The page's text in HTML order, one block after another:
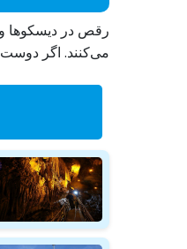
رقص در دیسکوها
می‌کنند. اگر دوست